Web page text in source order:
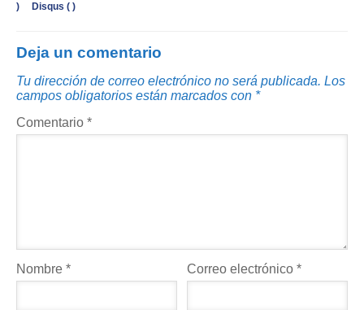
) Disqus ( )
Deja un comentario
Tu dirección de correo electrónico no será publicada. Los
campos obligatorios están marcados con *
Comentario *
Nombre * Correo electrónico*